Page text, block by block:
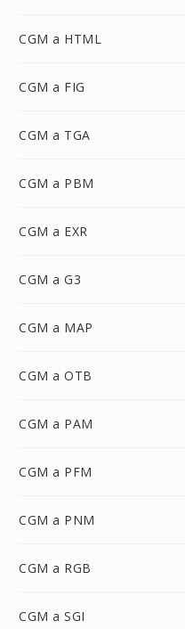
CGM a HTML
CGM a FIG
CGM a TGA
CGM a PBM
CGM a EXR
CGM a G3
CGM a MAP
CGM a OTB
CGM a PAM
CGM a PFM
CGM a PNM
CGM a RGB
CGM a SGI